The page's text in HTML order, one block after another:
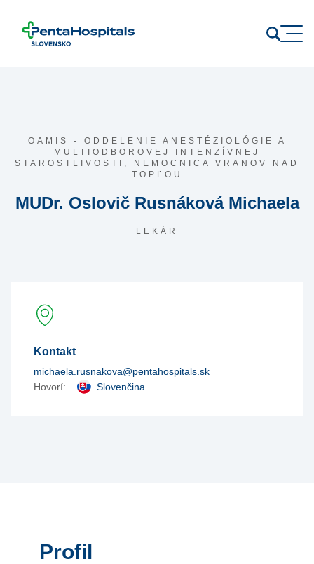
OAMIS - ODDELENIE ANESTÉZIOLÓGIE A
MULTIODBOROVEJ INTENZÍVNEJ
STAROSTLIVOSTI,
NEMOCNICA VRANOV NAD
TOPĽOU
MUDr. Oslovič Rusnáková Michaela
LEKÁR
Kontakt
michaela.rusnakova@pentahospitals.sk
Hovorí:
Slovenčina
Profil